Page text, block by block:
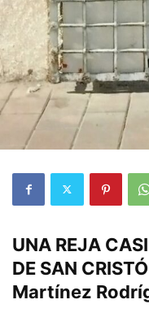
UNA REJA
DE SAN
Martínez